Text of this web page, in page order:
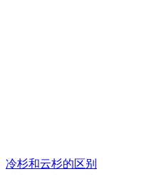
冷杉和云杉的区别